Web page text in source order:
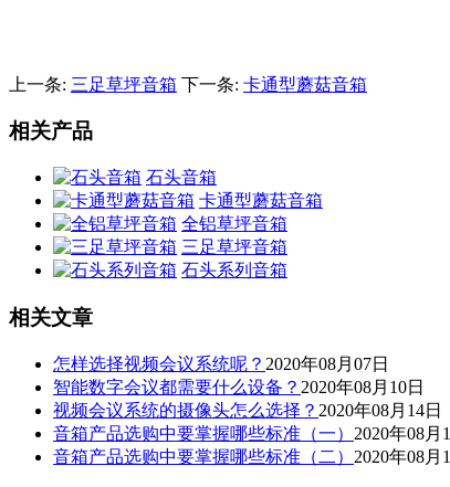
上一条: 三足草坪音箱 下一条: 卡通型蘑菇音箱
相关产品
石头音箱
卡通型蘑菇音箱
全铝草坪音箱
三足草坪音箱
石头系列音箱
相关文章
怎样选择视频会议系统呢？ 2020年08月07日
智能数字会议都需要什么设备？ 2020年08月10日
视频会议系统的摄像头怎么选择？ 2020年08月14日
音箱产品选购中要掌握哪些标准（一） 2020年08月
音箱产品选购中要掌握哪些标准（二） 2020年08月